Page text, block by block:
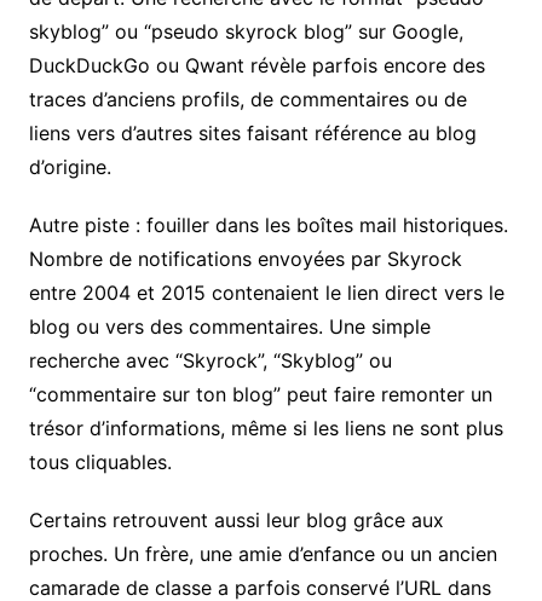
skyblog” ou “pseudo skyrock blog” sur Google,
DuckDuckGo ou Qwant révèle parfois encore des
traces d’anciens profils, de commentaires ou de
liens vers d’autres sites faisant référence au blog
d’origine.
Autre piste : fouiller dans les boîtes mail historiques.
Nombre de notifications envoyées par Skyrock
entre 2004 et 2015 contenaient le lien direct vers le
blog ou vers des commentaires. Une simple
recherche avec “Skyrock”, “Skyblog” ou
“commentaire sur ton blog” peut faire remonter un
trésor d’informations, même si les liens ne sont plus
tous cliquables.
Certains retrouvent aussi leur blog grâce aux
proches. Un frère, une amie d’enfance ou un ancien
camarade de classe a parfois conservé l’URL dans